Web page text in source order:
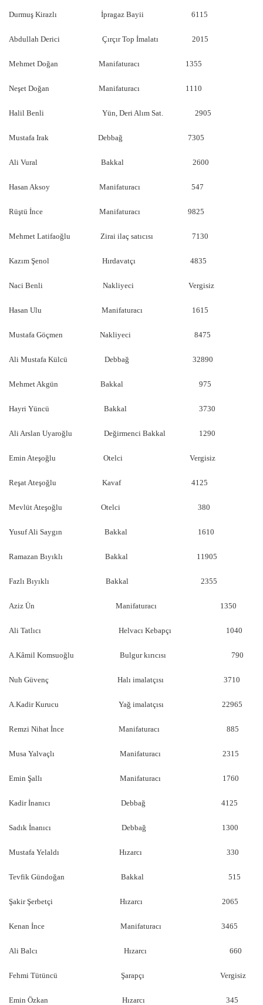
Durmuş Kirazlı İpragaz Bayii 6115
Abdullah Derici Çırçır Top İmalatı 2015
Mehmet Doğan Manifaturacı 1355
Neşet Doğan Manifaturacı 1110
Halil Benli Yün, Deri Alım Sat. 2905
Mustafa Irak Debbağ 7305
Ali Vural Bakkal 2600
Hasan Aksoy Manifaturacı 547
Rüştü İnce Manifaturacı 9825
Mehmet Latifaoğlu Zirai ilaç satıcısı 7130
Kazım Şenol Hırdavatçı 4835
Naci Benli Nakliyeci Vergisiz
Hasan Ulu Manifaturacı 1615
Mustafa Göçmen Nakliyeci 8475
Ali Mustafa Külcü Debbağ 32890
Mehmet Akgün Bakkal 975
Hayri Yüncü Bakkal 3730
Ali Arslan Uyaroğlu Değirmenci Bakkal 1290
Emin Ateşoğlu Otelci Vergisiz
Reşat Ateşoğlu Kavaf 4125
Mevlüt Ateşoğlu Otelci 380
Yusuf Ali Saygın Bakkal 1610
Ramazan Bıyıklı Bakkal 11905
Fazlı Bıyıklı Bakkal 2355
Aziz Ün Manifaturacı 1350
Ali Tatlıcı Helvacı Kebapçı 1040
A.Kâmil Komsuoğlu Bulgur kırıcısı 790
Nuh Güvenç Halı imalatçısı 3710
A.Kadir Kurucu Yağ imalatçısı 22965
Remzi Nihat İnce Manifaturacı 885
Musa Yalvaçlı Manifaturacı 2315
Emin Şallı Manifaturacı 1760
Kadir İnanıcı Debbağ 4125
Sadık İnanıcı Debbağ 1300
Mustafa Yelaldı Hızarcı 330
Tevfik Gündoğan Bakkal 515
Şakir Şerbetçi Hızarcı 2065
Kenan İnce Manifaturacı 3465
Ali Balcı Hızarcı 660
Fehmi Tütüncü Şarapçı Vergisiz
Emin Özkan Hızarcı 345